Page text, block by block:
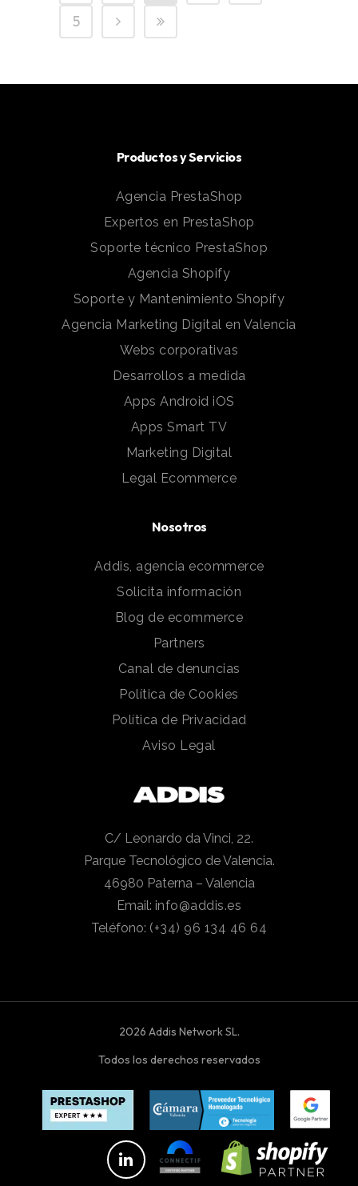
5
Productos y Servicios
Agencia PrestaShop
Expertos en PrestaShop
Soporte técnico PrestaShop
Agencia Shopify
Soporte y Mantenimiento Shopify
Agencia Marketing Digital en Valencia
Webs corporativas
Desarrollos a medida
Apps Android iOS
Apps Smart TV
Marketing Digital
Legal Ecommerce
Nosotros
Addis, agencia ecommerce
Solicita información
Blog de ecommerce
Partners
Canal de denuncias
Política de Cookies
Política de Privacidad
Aviso Legal
C/ Leonardo da Vinci, 22.
Parque Tecnológico de Valencia.
46980 Paterna – Valencia
Email: info@addis.es
Teléfono: (+34) 96 134 46 64
2026 Addis Network SL.
Todos los derechos reservados